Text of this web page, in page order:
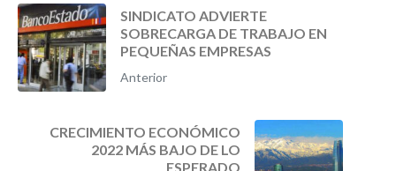
SINDICATO ADVIERTE
SOBRECARGA DE TRABAJO EN
PEQUEÑAS EMPRESAS
Anterior
CRECIMIENTO ECONÓMICO
2022 MÁS BAJO DE LO
ESPERADO